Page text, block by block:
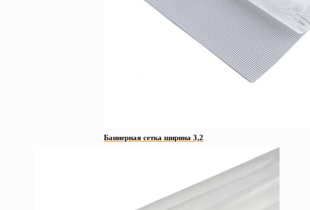
Баннерная сетка ширина 3,2